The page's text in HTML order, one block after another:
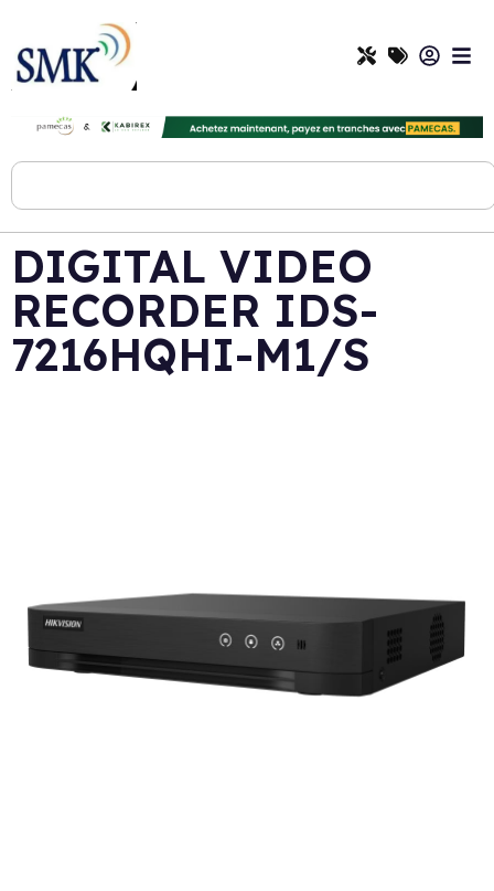
DIGITAL VIDEO
RECORDER IDS-
7216HQHI-M1/S